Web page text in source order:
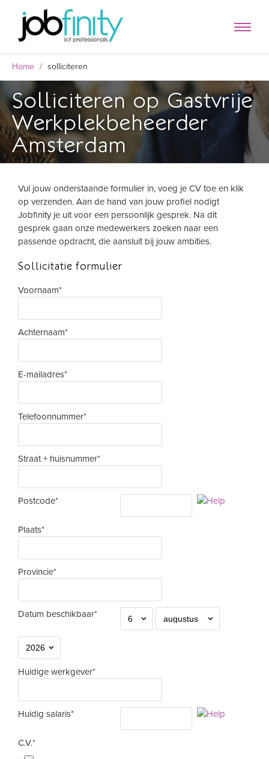
Home / solliciteren
Solliciteren op Gastvrije
Werkplekbeheerder
Amsterdam
formulier
Vul jouw onderstaande formulier in, voeg je CV toe en klik
op verzenden. Aan de hand van jouw profiel nodigt
Jobfinity je uit voor een persoonlijk gesprek. Na dit
gesprek gaan onze medewerkers zoeken naar een
passende opdracht, die aansluit bij jouw ambities.
Sollicitatie formulier
Voornaam*
Achternaam*
E-mailadres*
Telefoonnummer*
Straat + huisnummer*
Postcode*
Plaats*
Provincie*
Datum beschikbaar*
Huidige werkgever*
Huidig salaris*
C.V.*